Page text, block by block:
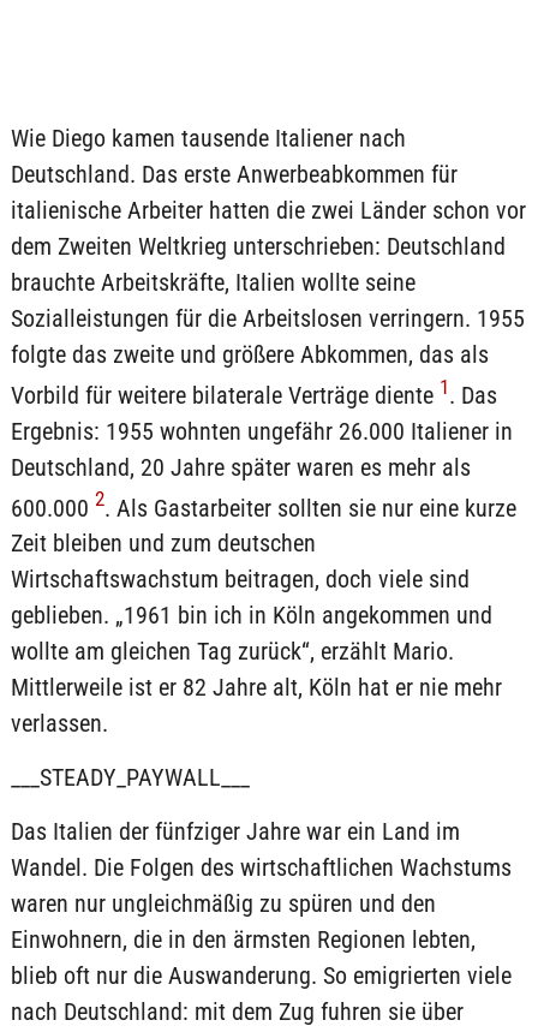
Wie Diego kamen tausende Italiener nach
Deutschland. Das erste Anwerbeabkommen für
italienische Arbeiter hatten die zwei Länder schon vor
dem Zweiten Weltkrieg unterschrieben: Deutschland
brauchte Arbeitskräfte, Italien wollte seine
Sozialleistungen für die Arbeitslosen verringern. 1955
folgte das zweite und größere Abkommen, das als
Vorbild für weitere bilaterale Verträge diente 1. Das
Ergebnis: 1955 wohnten ungefähr 26.000 Italiener in
Deutschland, 20 Jahre später waren es mehr als
600.000 2. Als Gastarbeiter sollten sie nur eine kurze
Zeit bleiben und zum deutschen
Wirtschaftswachstum beitragen, doch viele sind
geblieben. „1961 bin ich in Köln angekommen und
wollte am gleichen Tag zurück“, erzählt Mario.
Mittlerweile ist er 82 Jahre alt, Köln hat er nie mehr
verlassen.
___STEADY_PAYWALL___
Das Italien der fünfziger Jahre war ein Land im
Wandel. Die Folgen des wirtschaftlichen Wachstums
waren nur ungleichmäßig zu spüren und den
Einwohnern, die in den ärmsten Regionen lebten,
blieb oft nur die Auswanderung. So emigrierten viele
nach Deutschland: mit dem Zug fuhren sie über